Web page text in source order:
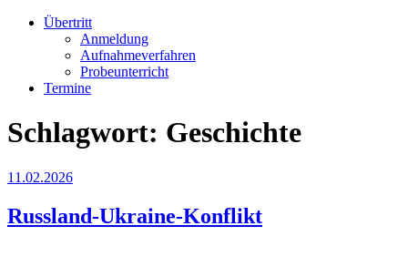
Übertritt
Anmeldung
Aufnahmeverfahren
Probeunterricht
Termine
Schlagwort: Geschichte
Veröffentlicht
11.02.2026
Russland-Ukraine-Konflikt